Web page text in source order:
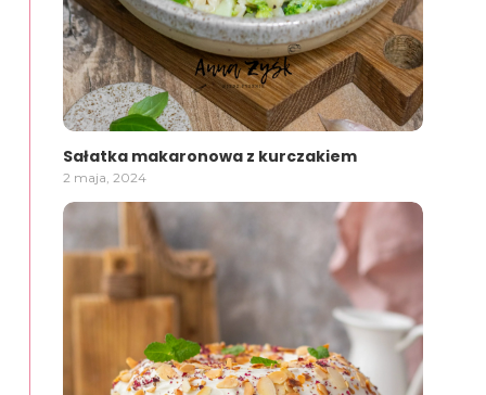
Sałatka makaronowa z kurczakiem
2 maja, 2024